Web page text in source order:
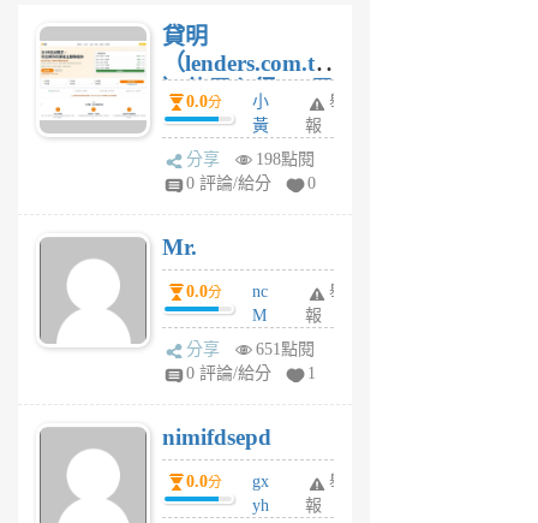
貸明
（lenders.com.tw
）使用心得 — 民
間貸款比較平台
體驗
0.0分
小
黃
蜂
1
舉
報
分享
198點閱
0 評論/給分
0
Mr.
0.0分
nc
M
U
F
U
5
個
月
舉
報
分享
651點閱
0 評論/給分
1
nimifdsepd
0.0分
gx
yh
舉
報